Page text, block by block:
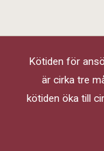
Kötiden för
är cirka tre
kötiden öka till